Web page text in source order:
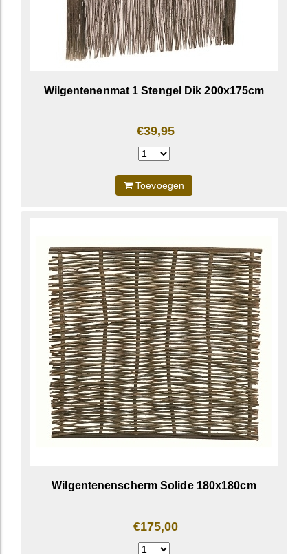
Wilgentenenmat 1 Stengel Dik 200x175cm
€39,95
Toevoegen
Wilgentenenscherm Solide 180x180cm
€175,00